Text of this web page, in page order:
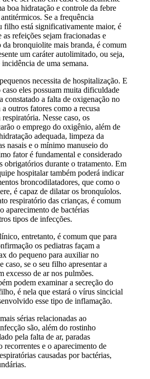
boa hidratação e controle da febre
Se a frequência
filho está significativamente maior, é
refeições sejam fracionadas e
da bronquiolite mais branda, é comum
um caráter autolimitado, ou seja,
de uma semana.
necessita de hospitalização. E
caso eles possuam muita dificuldade
constatado a falta de oxigenação no
a outros fatores como a recusa
Nesse caso, os
o emprego do oxigênio, além de
adequada, limpeza da
nasais e o mínimo manuseio do
fator é fundamental e considerado
obrigatórios durante o tratamento. Em
hospitalar também poderá indicar
broncodilatadores, que como o
é capaz de dilatar os bronquíolos.
respiratório das crianças, é comum
aparecimento de bactérias
tipos de infecções.
entretanto, é comum que para
os pediatras façam a
do pequeno para auxiliar no
caso, se o seu filho apresentar a
excesso de ar nos pulmões.
podem examinar a secreção do
é nela que estará o vírus sincicial
esse tipo de inflamação.
sérias relacionadas ao
são, além do rostinho
pela falta de ar, paradas
recorrentes e o aparecimento de
causadas por bactérias,